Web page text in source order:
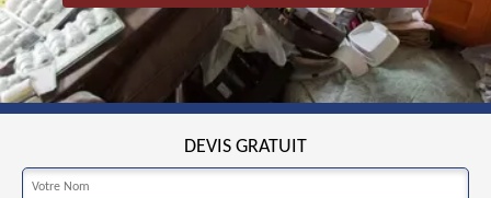
DEVIS GRATUIT